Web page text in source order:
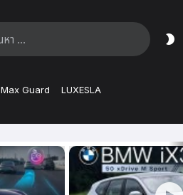
Max Guard LUXESLA